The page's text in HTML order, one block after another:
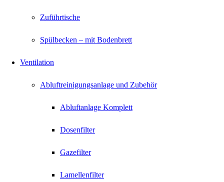
Zuführtische
Spülbecken – mit Bodenbrett
Ventilation
Abluftreinigungsanlage und Zubehör
Abluftanlage Komplett
Dosenfilter
Gazefilter
Lamellenfilter